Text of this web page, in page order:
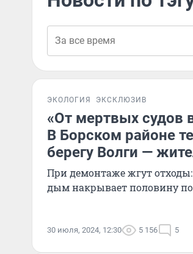
ЭКОЛОГИЯ ЭКСКЛЮЗИВ
«От мертвых судов
В Борском районе
берегу Волги —
При демонтаже жгут
дым накрывает половину
30 июля, 2024, 12:30 5 156 5